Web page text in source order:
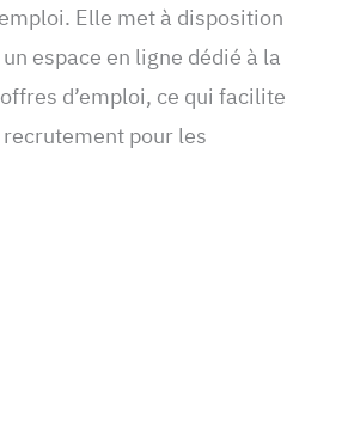
Elle met à disposition
espace en ligne dédié à la
d’emploi, ce qui facilite
pour les